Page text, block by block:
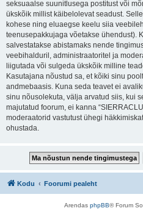
seksuaalse suunitlusega postitust või
ükskõik millist käibelolevat seadust.
kohese ning eluaegse keelu siia
teenusepakkujaga võetakse ühendust).
salvestatakse abistamaks nende
veebihalduril, administraatoritel ja
liigutada või sulgeda ükskõik milline
Kasutajana nõustud sa, et kõiki sinu
andmebaasis. Kuna seda teavet ei
sinu nõusolekuta, välja arvatud siis, kui
majutatud foorum, ei kanna
moderaatorid vastutust ühegi
ohustada.
Kodu Foorumi pealeht
Arendas phpBB® Forum